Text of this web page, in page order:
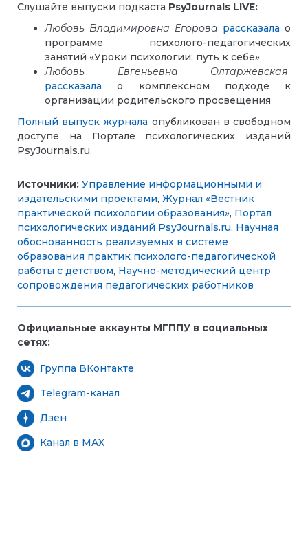
Слушайте выпуски подкаста PsyJournals LIVE:
Любовь Владимировна Егорова рассказала о
программе психолого-педагогических
занятий «Уроки психологии: путь к себе»
Любовь Евгеньевна Олтаржевская
рассказала о комплексном подходе к
организации родительского просвещения
Полный выпуск журнала опубликован в свободном
доступе на Портале психологических изданий
PsyJournals.ru.
Источники: Управление информационными и
издательскими проектами, Журнал «Вестник
практической психологии образования», Портал
психологических изданий PsyJournals.ru, Научная
обоснованность реализуемых в системе
образования практик психолого-педагогической
работы с детством, Научно-методический центр
сопровождения педагогических работников
Официальные аккаунты МГППУ в социальных
сетях:
Группа ВКонтакте
Telegram-канал
Дзен
Канал в MAX